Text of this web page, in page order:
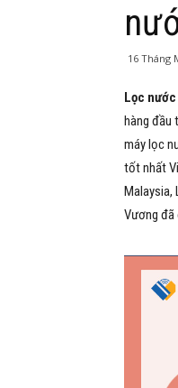
16 Tháng
Lọc
hàng đầu
máy lọc
tốt nhất
Malaysia,
Vương đã